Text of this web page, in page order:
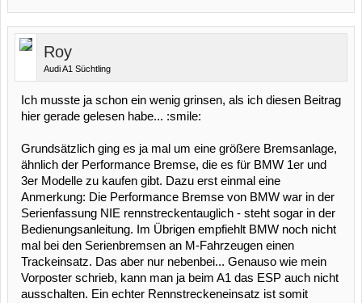
Roy
Audi A1 Süchtling
Ich musste ja schon ein wenig grinsen, als ich diesen Beitrag
hier gerade gelesen habe... :smile:
Grundsätzlich ging es ja mal um eine größere Bremsanlage,
ähnlich der Performance Bremse, die es für BMW 1er und
3er Modelle zu kaufen gibt. Dazu erst einmal eine
Anmerkung: Die Performance Bremse von BMW war in der
Serienfassung NIE rennstreckentauglich - steht sogar in der
Bedienungsanleitung. Im Übrigen empfiehlt BMW noch nicht
mal bei den Serienbremsen an M-Fahrzeugen einen
Trackeinsatz. Das aber nur nebenbei... Genauso wie mein
Vorposter schrieb, kann man ja beim A1 das ESP auch nicht
ausschalten. Ein echter Rennstreckeneinsatz ist somit